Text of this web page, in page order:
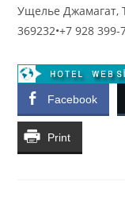
Ущелье Джамагат,
369232•+7 928 399-
Facebook
Print